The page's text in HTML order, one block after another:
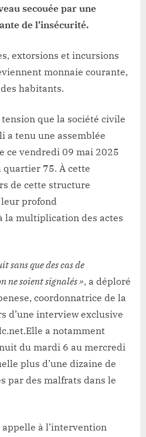
secouée par une
de l’insécurité.
extorsions et incursions
monnaie courante,
habitants.
tension que la société civile
a tenu une assemblée
ce vendredi 09 mai 2025
quartier 75. À cette
de cette structure
profond
la multiplication des actes
sans que des cas de
ne soient signalés », a déploré
coordonnatrice de la
d’une interview exclusive
a notamment
du mardi 6 au mercredi
plus d’une dizaine de
par des malfrats dans le
à l’intervention